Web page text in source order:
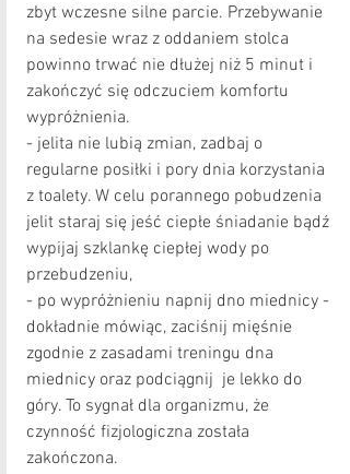
zbyt wczesne silne parcie. Przebywanie
na sedesie wraz z oddaniem stolca
powinno trwać nie dłużej niż 5 minut i
zakończyć się odczuciem komfortu
wypróżnienia.
- jelita nie lubią zmian, zadbaj o
regularne posiłki i pory dnia korzystania
z toalety. W celu porannego pobudzenia
jelit staraj się jeść ciepłe śniadanie bądź
wypijaj szklankę ciepłej wody po
przebudzeniu,
- po wypróżnieniu napnij dno miednicy -
dokładnie mówiąc, zaciśnij mięśnie
zgodnie z zasadami treningu dna
miednicy oraz podciągnij  je lekko do
góry. To sygnał dla organizmu, że
czynność fizjologiczna została
zakończona.